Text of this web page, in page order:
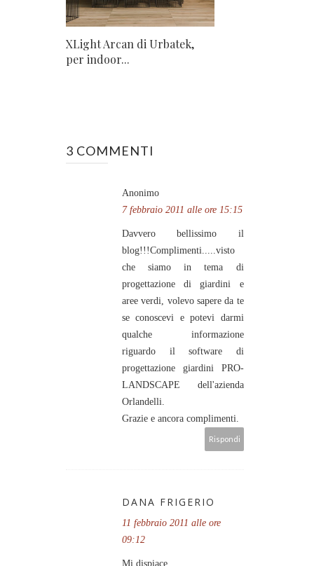
XLight Arcan di Urbatek,
per indoor...
3 COMMENTI
Anonimo
7 febbraio 2011 alle ore 15:15
Davvero bellissimo il
blog!!!Complimenti.....visto
che siamo in tema di
progettazione di giardini e
aree verdi, volevo sapere da te
se conoscevi e potevi darmi
qualche informazione
riguardo il software di
progettazione giardini PRO-
LANDSCAPE dell'azienda
Orlandelli.
Grazie e ancora complimenti.
Rispondi
DANA FRIGERIO
11 febbraio 2011 alle ore
09:12
Mi dispiace